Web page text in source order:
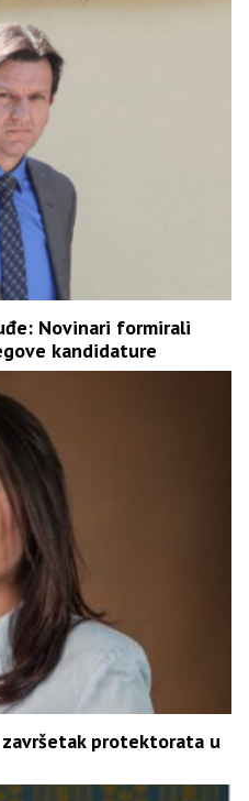
Novinari formirali
kandidature
protektorata u